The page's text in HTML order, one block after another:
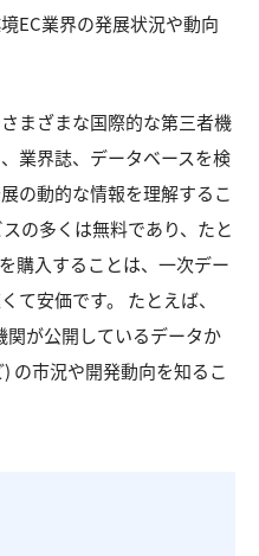
EC業界の発展状況や動向
まざまな国際的な第三者機
業界誌、データベースを検
の動的な情報を理解するこ
の多くは無料であり、たと
購入することは、一次デー
て安価です。 たとえば、
関が公開しているデータか
の市況や開発動向を知るこ